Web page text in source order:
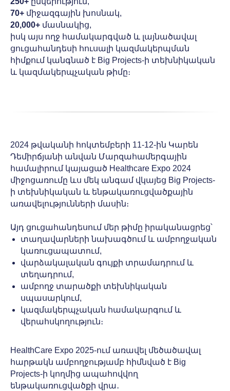
70+ միջազգային խոսնակ,
20,000+ մասնակից,
իսկ այս ողջ համակարգված և լայնածավալ
ցուցահանդեսի հուսալի կազմակերպման
հիմքում կանգնած է Big Projects-ի տեխնիկական
և կազմակերպչական թիմը։
2024 թվականի հոկտեմբերի 11-12-ին Կարեն
Դեմիրճյանի անվան Մարզահամերգային
համալիրում կայացած Healthcare Expo 2024
միջոցառումը ևս մեկ անգամ վկայեց Big Projects-
ի տեխնիկական և ենթակառուցվածքային
առավելությունների մասին։
Այդ ցուցահանդեսում մեր թիմը իրականացրեց՝
տաղավարների նախագծում և ամբողջական
կառուցապատում,
վարձակալական գույքի տրամադրում և
տեղադրում,
ամբողջ տարածքի տեխնիկական
սպասարկում,
կազմակերպչական համակարգում և
վերահսկողություն։
HealthCare Expo 2025-ում առավել մեծածավալ
հարթակն ամբողջությամբ հիմնված է Big
Projects-ի կողմից ապահովվող
ենթակառուցվածքի վրա․